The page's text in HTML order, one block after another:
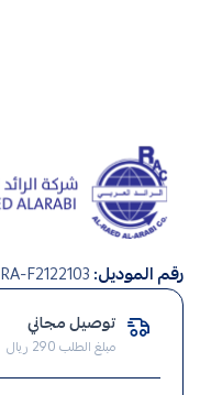
سعودي
,
صيانة
رقم الموديل:RA-F2122103
توصيل مجاني
مبلغ الطلب 290 ريال